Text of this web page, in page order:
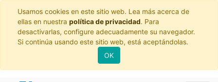
Usamos cookies en este sitio web. Lea más acerca de
ellas en nuestra política de privacidad. Para
desactivarlas, configure adecuadamente su navegador.
Si continúa usando este sitio web, está aceptándolas.
OK